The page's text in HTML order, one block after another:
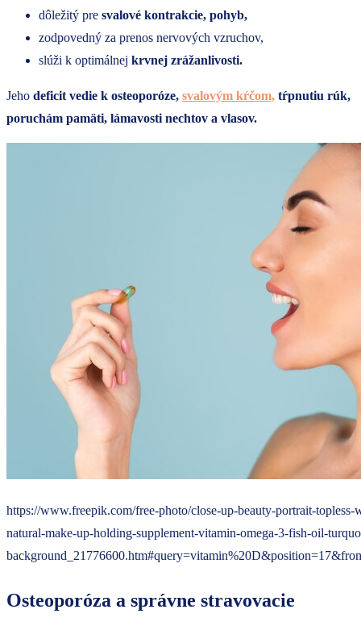
dôležitý pre svalové kontrakcie, pohyb,
zodpovedný za prenos nervových vzruchov,
slúži k optimálnej krvnej zrážanlivosti.
Jeho deficit vedie k osteoporóze, svalovým kŕčom, tŕpnutiu rúk,
poruchám pamäti, lámavosti nechtov a vlasov.
https://www.freepik.com/free-photo/close-up-beauty-portrait-
natural-make-up-holding-supplement-vitamin-omega-3-fish-oil-
Osteoporóza a správne stravovacie